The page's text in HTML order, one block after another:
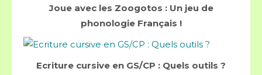
Joue avec les Zoogotos : Un jeu de
phonologie Français !
Ecriture cursive en GS/CP : Quels outils ?